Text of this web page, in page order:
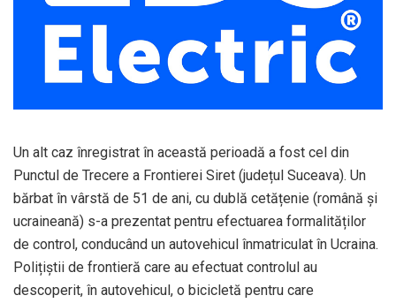
Un alt caz înregistrat în această perioadă a fost cel din
Punctul de Trecere a Frontierei Siret (județul Suceava). Un
bărbat în vârstă de 51 de ani, cu dublă cetățenie (română și
ucraineană) s-a prezentat pentru efectuarea formalităților
de control, conducând un autovehicul înmatriculat în Ucraina.
Polițiștii de frontieră care au efectuat controlul au
descoperit, în autovehicul, o bicicletă pentru care